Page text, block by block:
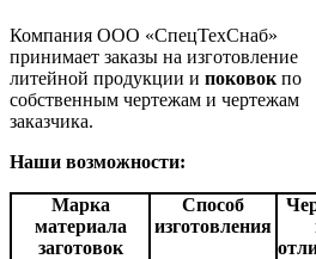
Компания ООО «СпецТехСнаб»
принимает заказы на изготовление
литейной продукции и поковок по
собственным чертежам и чертежам
заказчика.
Наши возможности:
Марка
материала
заготовок
Способ
изготовления